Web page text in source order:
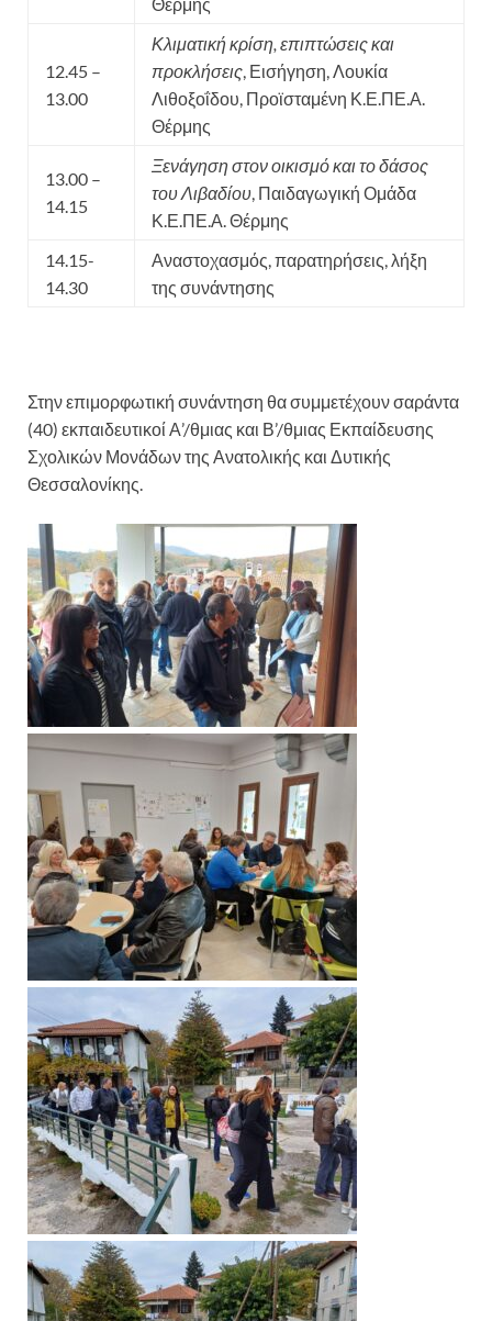
12.45 –
13.00
Κλιματική κρίση, επιπτώσεις και
προκλήσεις, Εισήγηση, Λουκία
Λιθοξοΐδου, Προϊσταμένη Κ.Ε.ΠΕ.Α.
Θέρμης
13.00 –
14.15
Ξενάγηση στον οικισμό και το δάσος
του Λιβαδίου, Παιδαγωγική Ομάδα
Κ.Ε.ΠΕ.Α. Θέρμης
14.15-
14.30
Αναστοχασμός, παρατηρήσεις, λήξη
της συνάντησης
Στην επιμορφωτική συνάντηση θα συμμετέχουν σαράντα
(40) εκπαιδευτικοί Α’/θμιας και Β’/θμιας Εκπαίδευσης
Σχολικών Μονάδων της Ανατολικής και Δυτικής
Θεσσαλονίκης.